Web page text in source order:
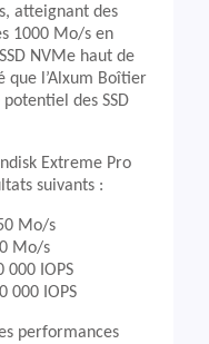
atteignant des
1000 Mo/s en
NVMe haut de
que l’Alxum Boîtier
des SSD
Extreme Pro
suivants :
Mo/s
Mo/s
000 IOPS
000 IOPS
performances